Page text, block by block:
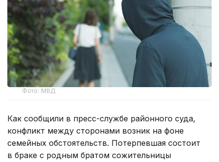
Фото: МВД
Как сообщили в пресс-службе районного суда,
конфликт между сторонами возник на фоне
семейных обстоятельств. Потерпевшая состоит
в браке с родным братом сожительницы